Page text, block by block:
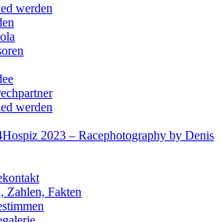
werden
werden
2023 – Racephotography by Denis
Fakten